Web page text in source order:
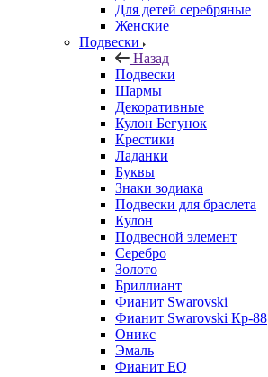
Для детей серебряные
Женские
Подвески
Назад
Подвески
Шармы
Декоративные
Кулон Бегунок
Крестики
Ладанки
Буквы
Знаки зодиака
Подвески для браслета
Кулон
Подвесной элемент
Серебро
Золото
Бриллиант
Фианит Swarovski
Фианит Swarovski Кр-88
Оникс
Эмаль
Фианит EQ